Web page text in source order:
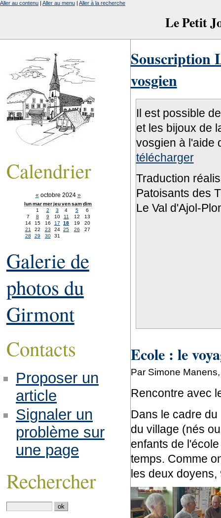
Le Petit
Aller au contenu | Aller au menu | Aller à la recherche
Souscription
vosgien
Il est possible
et les bijoux de
vosgien à l'aide
télécharger
Traduction
Patoisants des
Le Val d'Ajol-
Ecole : le
Par Simone
Rencontre avec
Dans le cadre
du village (nés
enfants de
temps. Comme
les deux doyens,
Calendrier
« octobre 2024 »
lunmarmerjeuvensamdim
1
2 3 4 5
6
7
8 9 10 11 12
13
14
15 16 17 18 19
20
21
22 23 24 25 26
27
28
29 30 31
Galerie de
photos du
Girmont
Contacts
Proposer un
article
Signaler un
problème sur
une page
Rechercher